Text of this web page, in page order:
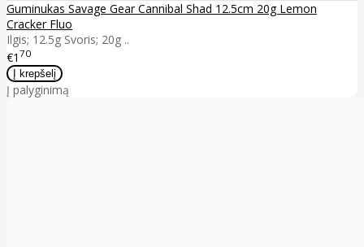
Guminukas Savage Gear Cannibal Shad 12.5cm 20g Lemon
Cracker Fluo
Ilgis; 12.5g Svoris; 20g ..
€1 70
Į palyginimą